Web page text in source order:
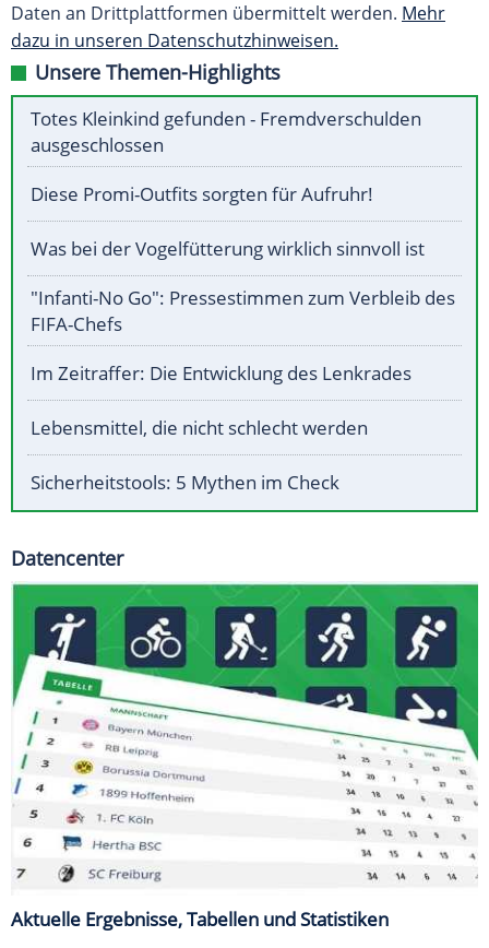
Daten an Drittplattformen übermittelt werden. Mehr
dazu in unseren Datenschutzhinweisen.
Unsere Themen-Highlights
Totes Kleinkind gefunden - Fremdverschulden
ausgeschlossen
Diese Promi-Outfits sorgten für Aufruhr!
Was bei der Vogelfütterung wirklich sinnvoll ist
"Infanti-No Go": Pressestimmen zum Verbleib des
FIFA-Chefs
Im Zeitraffer: Die Entwicklung des Lenkrades
Lebensmittel, die nicht schlecht werden
Sicherheitstools: 5 Mythen im Check
Datencenter
Aktuelle Ergebnisse, Tabellen und Statistiken